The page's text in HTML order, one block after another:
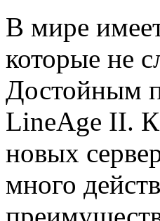
В мирe
которые не
Достойным
LineAge II. К
новых
много